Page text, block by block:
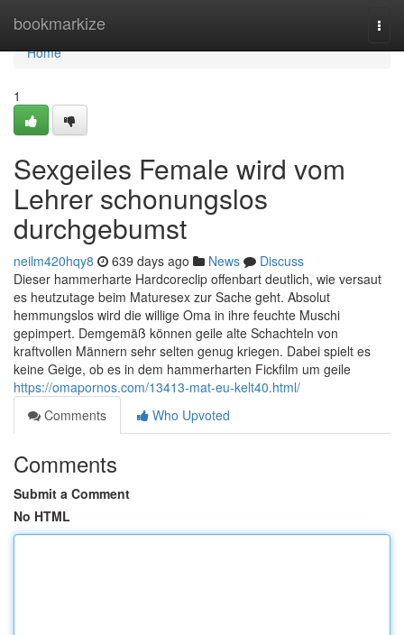
bookmarkize
Home
Home
1
Sexgeiles Female wird vom
Lehrer schonungslos
durchgebumst
neilm420hqy8 639 days ago News
Discuss
Dieser hammerharte Hardcoreclip offenbart deutlich, wie versaut
es heutzutage beim Maturesex zur Sache geht. Absolut
hemmungslos wird die willige Oma in ihre feuchte Muschi
gepimpert. Demgemäß können geile alte Schachteln von
kraftvollen Männern sehr selten genug kriegen. Dabei spielt es
keine Geige, ob es in dem hammerharten Fickfilm um geile
https://omapornos.com/13413-mat-eu-kelt40.html/
Comments
Who Upvoted
Comments
Submit a Comment
No HTML